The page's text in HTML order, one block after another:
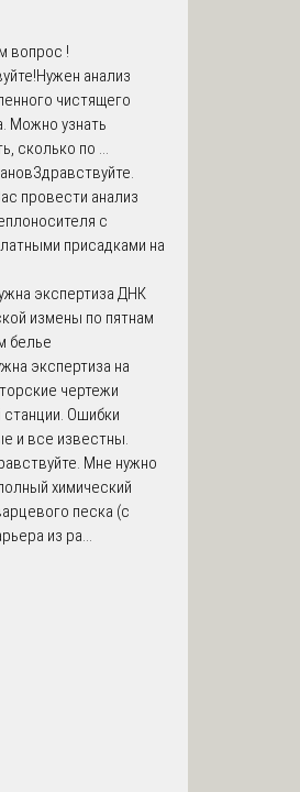
вопрос !
анализ
чистящего
Можно узнать
сколько по ...
Здравствуйте.
провести анализ
с
присадками на
экспертиза ДНК
измены по пятнам
белье
экспертиза на
чертежи
станции. Ошибки
и все известны.
Мне нужно
химический
песка (с
из ра...